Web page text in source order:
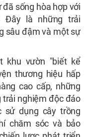
sống hòa hợp với
Đây là những trải
sâu đậm và một sự
khu vườn "biết kể
thương hiệu hấp
cao cấp, những
trải nghiệm độc đáo
sử dụng cây trồng
chăm sóc và bảo